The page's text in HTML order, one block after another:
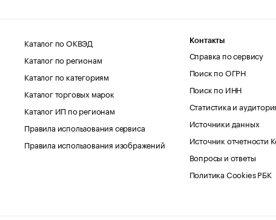
Каталог по ОКВЭД
Каталог по регионам
Каталог по категориям
Каталог торговых марок
Каталог ИП по регионам
Правила использования сервиса
Правила использования изображений
Контакты
Справка по сервису
Поиск по ОГРН
Поиск по ИНН
Статистика и
Источники данных
Источник отчетности
Вопросы и ответы
Политика Cookies РБК